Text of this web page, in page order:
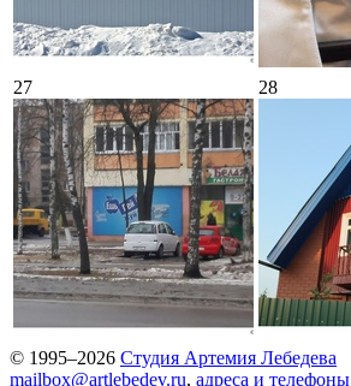
27 28
© 1995–2026 Студия Артемия Лебедева
mailbox@artlebedev.ru, адреса и телефоны